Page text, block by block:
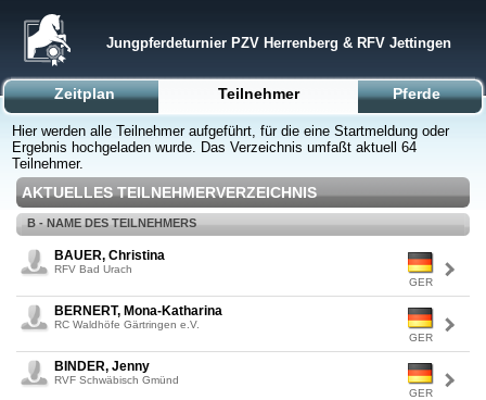
Jungpferdeturnier PZV Herrenberg & RFV Jettingen
Zeitplan Teilnehmer Pferde
Hier werden alle Teilnehmer aufgeführt, für die eine Startmeldung oder
Ergebnis hochgeladen wurde. Das Verzeichnis umfaßt aktuell 64
Teilnehmer.
AKTUELLES TEILNEHMERVERZEICHNIS
B - NAME DES TEILNEHMERS
GER
BAUER, Christina
RFV Bad Urach
GER
BERNERT, Mona-Katharina
RC Waldhöfe Gärtringen e.V.
GER
BINDER, Jenny
RVF Schwäbisch Gmünd